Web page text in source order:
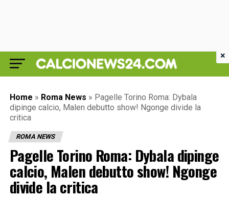
Home » Roma News » Pagelle Torino Roma: Dybala
dipinge calcio, Malen debutto show! Ngonge divide la
critica
ROMA NEWS
Pagelle Torino Roma: Dybala dipinge
calcio, Malen debutto show! Ngonge
divide la critica
×